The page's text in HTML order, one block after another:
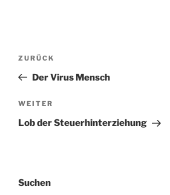
Beitragsnavigation
Vorheriger
Beitrag
ZURÜCK
Der Virus Mensch
Nächster
Beitrag
WEITER
Lob der Steuerhinterziehung
Suchen